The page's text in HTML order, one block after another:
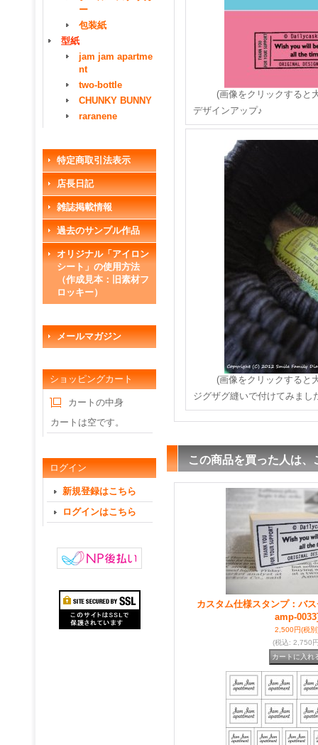
ー
包装紙
型紙
jam jam apartme
nt
two-bottle
CHUNKY BUNNY
raranene
特定商取引法表示
店長日記
雑誌掲載情報
過去のサンプル作品
オリジナル「アイロン
シート」の使用方法
（作成見本：旧素材フ
ロッキー）
メールマガジン
ショッピングカート
カートの中身
カートは空です。
ログイン
新規登録はこちら
ログインはこちら
(画像をクリックすると
デザインアップ♪
(画像をクリックすると
ジグザグ縫いで付けてみまし
この商品を買った人は
カスタム仕様スタンプ：バ
amp-
2,500円(税別
(税込: 2,750